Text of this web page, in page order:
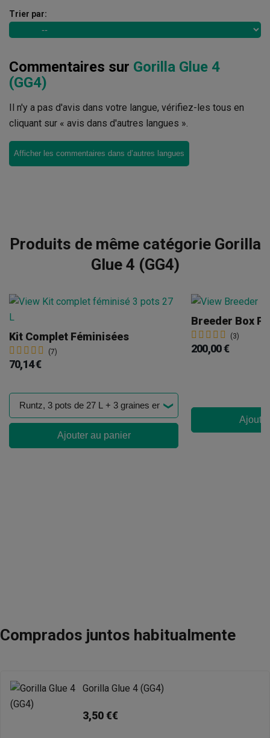
Trier par:
Commentaires sur Gorilla Glue 4
(GG4)
Il n'y a pas d'avis dans votre langue, vérifiez-les tous en
cliquant sur « avis dans d'autres langues ».
Afficher les commentaires dans d’autres langues
Produits de même catégorie Gorilla
Glue 4 (GG4)
Kit Complet Féminisées
(7)
70,14 €
Ajouter au panier
Breeder Box
(3)
200,00 €
Comprados juntos habitualmente
Gorilla Glue 4 (GG4)
3,50 €€